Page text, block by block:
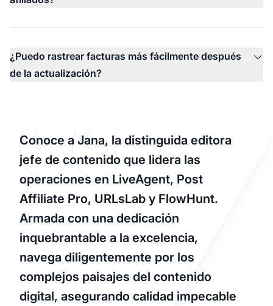
¿Puedo rastrear facturas más fácilmente después
de la actualización?
Conoce a Jana, la distinguida editora
jefe de contenido que lidera las
operaciones en LiveAgent, Post
Affiliate Pro, URLsLab y FlowHunt.
Armada con una dedicación
inquebrantable a la excelencia,
navega diligentemente por los
complejos paisajes del contenido
digital, asegurando calidad impecable